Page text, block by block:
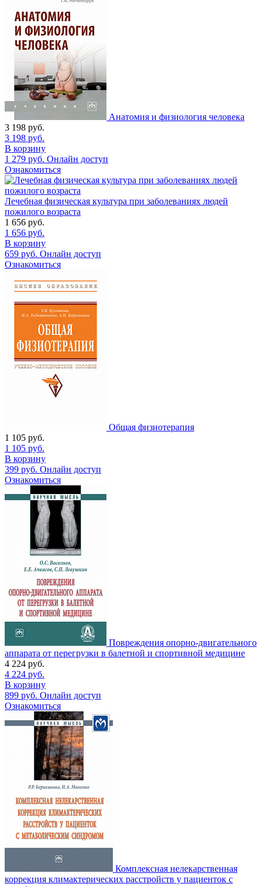
Анатомия и физиология человека
3 198 руб.
3 198 руб.
В корзину
1 279 руб. Онлайн доступ
Ознакомиться
Лечебная физическая культура при заболеваниях людей
пожилого возраста
1 656 руб.
1 656 руб.
В корзину
659 руб. Онлайн доступ
Ознакомиться
Общая физиотерапия
1 105 руб.
1 105 руб.
В корзину
399 руб. Онлайн доступ
Ознакомиться
Повреждения опорно-двигательного
аппарата от перегрузки в балетной и спортивной медицине
4 224 руб.
4 224 руб.
В корзину
899 руб. Онлайн доступ
Ознакомиться
Комплексная нелекарственная
коррекция климактерических расстройств у пациенток с